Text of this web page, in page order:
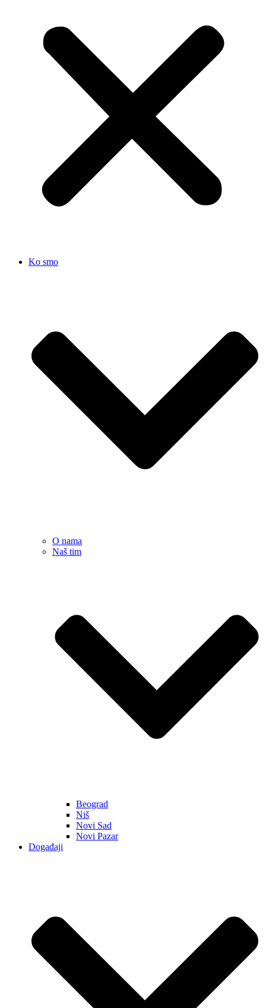
Ko smo
O nama
Naš tim
Beograd
Niš
Novi Sad
Novi Pazar
Događaji